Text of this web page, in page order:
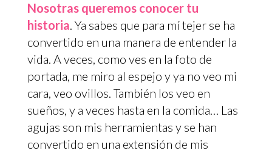
Nosotras queremos conocer tu
historia. Ya sabes que para mí tejer se ha
convertido en una manera de entender la
vida. A veces, como ves en la foto de
portada, me miro al espejo y ya no veo mi
cara, veo ovillos. También los veo en
sueños, y a veces hasta en la comida… Las
agujas son mis herramientas y se han
convertido en una extensión de mis